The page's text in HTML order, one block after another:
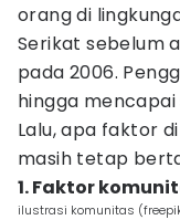
orang di
Serikat sebelum
pada 2006.
hingga mencapai
Lalu, apa faktor
masih tetap
1. Faktor
ilustrasi komunitas